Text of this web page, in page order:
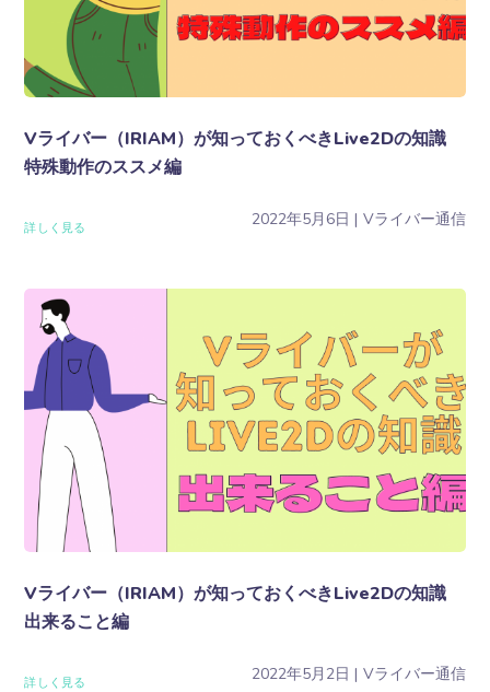
2022年5月6日 Vライバー通信
Vライバー（IRIAM）が知っておくべきLive2Dの知識
特殊動作のススメ編
詳しく見る
2022年5月2日 Vライバー通信
Vライバー（IRIAM）が知っておくべきLive2Dの知識
出来ること編
詳しく見る